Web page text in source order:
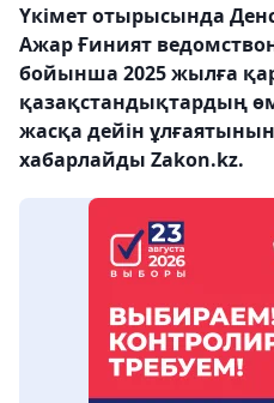
Үкімет отырысында
Ажар Ғиният
бойынша 2025 жылға
қазақстандықтардың
жасқа дейін
хабарлайды Zakon.kz.